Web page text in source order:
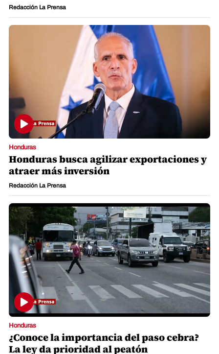
Redacción La Prensa
Honduras
Honduras busca agilizar exportaciones y
atraer más inversión
Redacción La Prensa
Honduras
¿Conoce la importancia del paso cebra?
La ley da prioridad al peatón